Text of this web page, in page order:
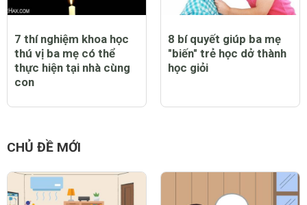
7 thí nghiệm khoa học
thú vị ba mẹ có thể
thực hiện tại nhà cùng
con
8 bí quyết giúp ba mẹ
"biến" trẻ học dở thành
học giỏi
CHỦ ĐỀ MỚI